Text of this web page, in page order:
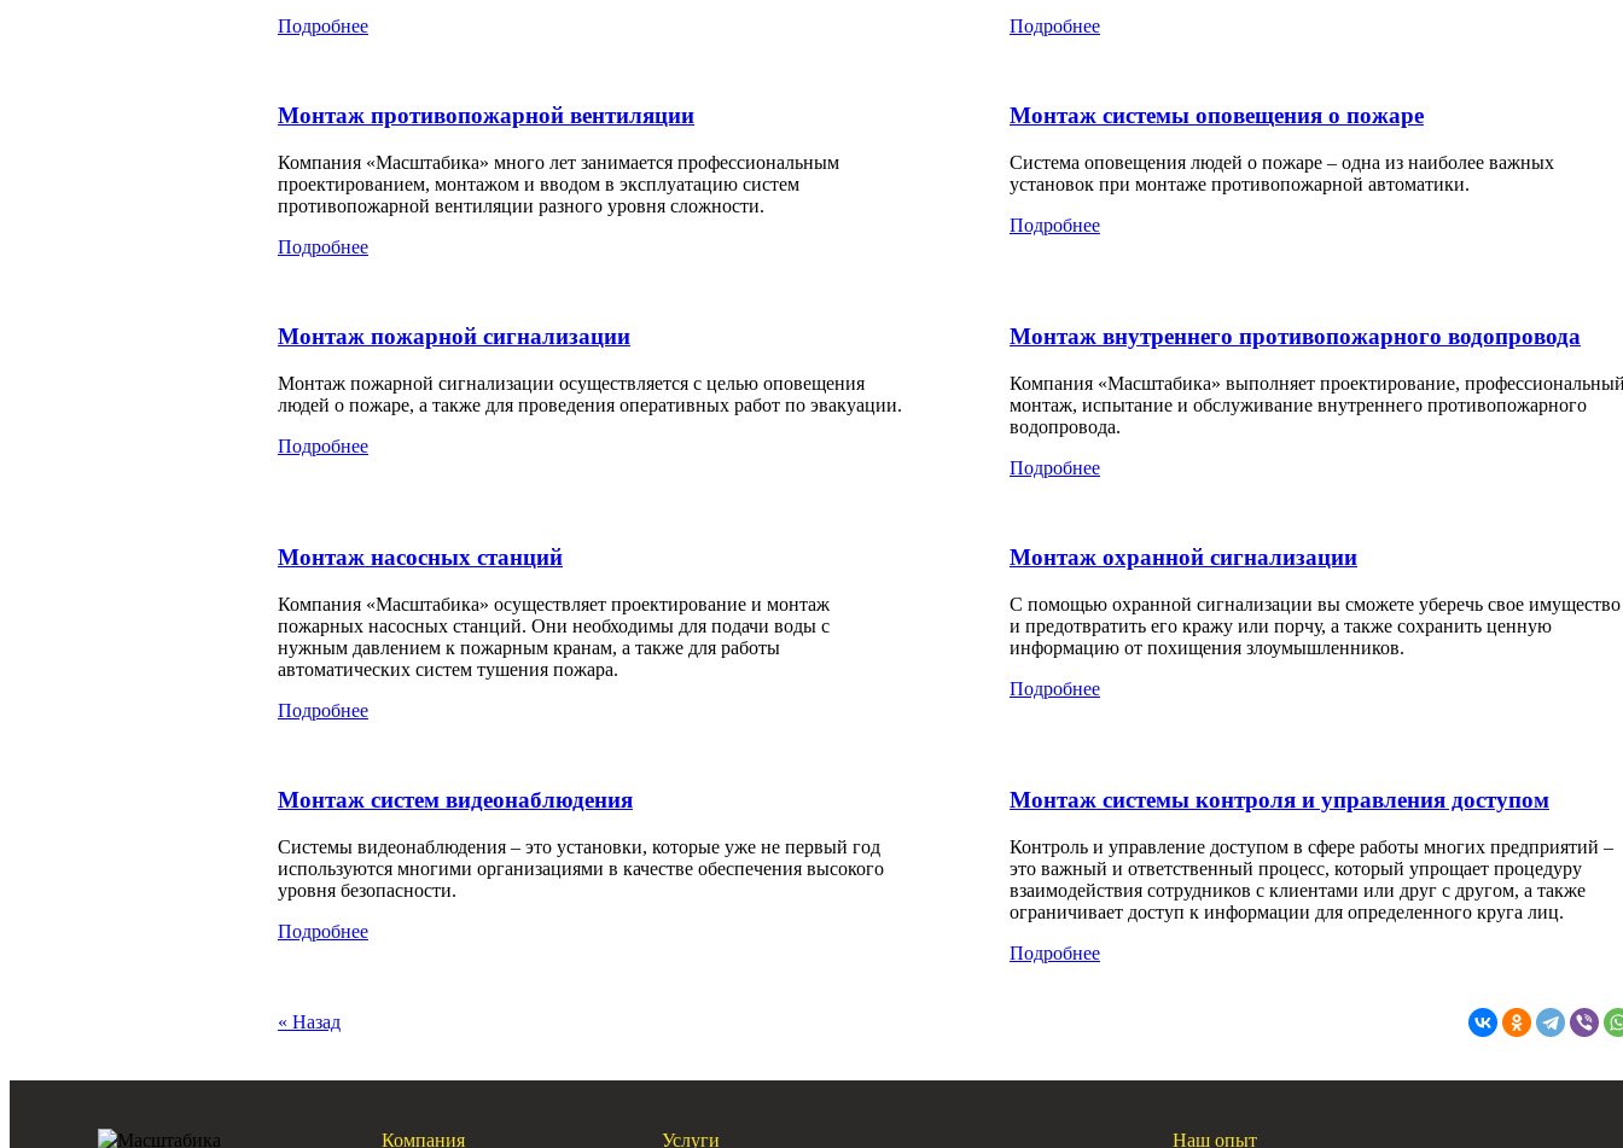
Подробнее
Подробнее
Монтаж противопожарной вентиляции
Компания «Масштабика» много лет занимается профессиональным
проектированием, монтажом и вводом в эксплуатацию систем
противопожарной вентиляции разного уровня сложности.
Подробнее
Монтаж системы оповещения о пожаре
Система оповещения людей о пожаре – одна из наиболее важных
установок при монтаже противопожарной автоматики.
Подробнее
Монтаж пожарной сигнализации
Монтаж пожарной сигнализации осуществляется с целью оповещения
людей о пожаре, а также для проведения оперативных работ по эвакуации.
Подробнее
Монтаж внутреннего противопожарного водопровода
Компания «Масштабика» выполняет проектирование,
монтаж, испытание и обслуживание внутреннего противопожарного
водопровода.
Подробнее
Монтаж насосных станций
Компания «Масштабика» осуществляет проектирование и монтаж
пожарных насосных станций. Они необходимы для подачи воды с
нужным давлением к пожарным кранам, а также для работы
автоматических систем тушения пожара.
Подробнее
Монтаж охранной сигнализации
С помощью охранной сигнализации вы сможете уберечь свое имущество
и предотвратить его кражу или порчу, а также сохранить ценную
информацию от похищения злоумышленников.
Подробнее
Монтаж систем видеонаблюдения
Системы видеонаблюдения – это установки, которые уже не первый год
используются многими организациями в качестве обеспечения высокого
уровня безопасности.
Подробнее
Монтаж системы контроля и управления доступом
Контроль и управление доступом в сфере работы многих предприятий –
это важный и ответственный процесс, который упрощает процедуру
взаимодействия сотрудников с клиентами или друг с другом, а также
ограничивает доступ к информации для определенного круга лиц.
Подробнее
« Назад
Компания Услуги Наш опыт